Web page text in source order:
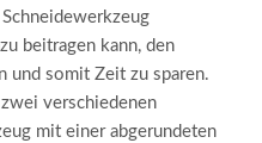
beitragen kann, den
und somit Zeit zu sparen.
verschiedenen
mit einer abgerundeten